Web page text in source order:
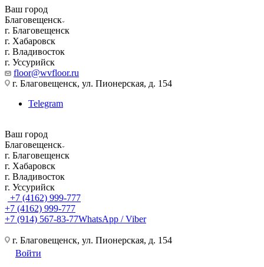
Ваш город
Благовещенск
г. Благовещенск
г. Хабаровск
г. Владивосток
г. Уссурийск
floor@wvfloor.ru
г. Благовещенск, ул. Пионерская, д. 154
Telegram
Ваш город
Благовещенск
г. Благовещенск
г. Хабаровск
г. Владивосток
г. Уссурийск
+7 (4162) 999-777
+7 (4162) 999-777
+7 (914) 567-83-77WhatsApp / Viber
г. Благовещенск, ул. Пионерская, д. 154
Войти